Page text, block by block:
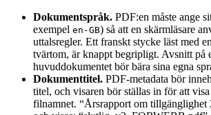
Dokumentspråk. PDF:en måste ange
exempel en-GB) så att en skärmläsare
uttalsregler. Ett franskt stycke läst med
tvärtom, är knappt begripligt. Avsnitt på
huvuddokumentet bör bära sina egna
Dokumenttitel. PDF-metadata bör
titel, och visaren bör ställas in för att
filnamnet. “Årsrapport om tillgänglighet